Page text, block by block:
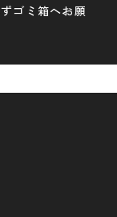
ゴミ箱へお願